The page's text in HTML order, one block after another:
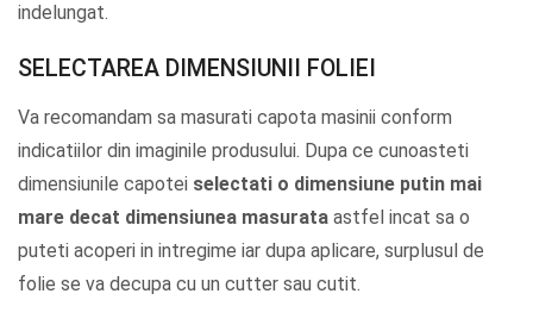
indelungat.
SELECTAREA DIMENSIUNII FOLIEI
Va recomandam sa masurati capota masinii conform
indicatiilor din imaginile produsului. Dupa ce cunoasteti
dimensiunile capotei selectati o dimensiune putin mai
mare decat dimensiunea masurata astfel incat sa o
puteti acoperi in intregime iar dupa aplicare, surplusul de
folie se va decupa cu un cutter sau cutit.